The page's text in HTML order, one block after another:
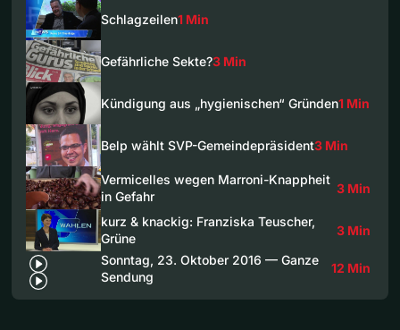
Schlagzeilen1 Min
Gefährliche Sekte?3 Min
Kündigung aus „hygienischen“ Gründen1 Min
Belp wählt SVP-Gemeindepräsident3 Min
Vermicelles wegen Marroni-Knappheit
in Gefahr
3 Min
kurz & knackig: Franziska Teuscher,
Grüne
3 Min
Sonntag, 23. Oktober 2016 — Ganze
Sendung
12 Min